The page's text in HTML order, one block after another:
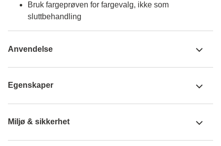
Bruk fargeprøven for fargevalg, ikke som
sluttbehandling
Anvendelse
Egenskaper
Miljø & sikkerhet